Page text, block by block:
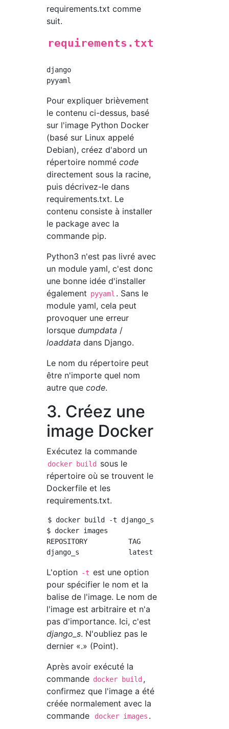
requirements.txt comme
suit.
requirements.txt
django
Pour expliquer brièvement
le contenu ci-dessus, basé
sur l'image Python Docker
(basé sur Linux appelé
Debian), créez d'abord un
répertoire nommécode
directement sous la racine,
puis décrivez-le dans
requirements.txt. Le
contenu consiste à installer
le package avec la
commande pip.
Python3 n'est pas livré avec
un module yaml, c'est donc
une bonne idée d'installer
également pyyaml . Sans le
module yaml, cela peut
provoquer une erreur
lorsquedumpdata /
loaddata dans Django.
Le nom du répertoire peut
être n'importe quel nom
autre quecode.
3. Créez une
image Docker
Exécutez la commande
docker build
sous le
répertoire où se trouvent le
Dockerfile et les
requirements.txt.
$ docker build -t django_s .
$ docker images
REPOSITORY          TAG
L'option -t est une option
pour spécifier le nom et la
balise de l'image. Le nom de
l'image est arbitraire et n'a
pas d'importance. Ici, c'est
django_s. N'oubliez pas le
dernier «.» (Point).
Après avoir exécuté la
commande docker build ,
confirmez que l'image a été
créée normalement avec la
commande
docker images .